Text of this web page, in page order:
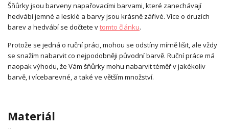
Šňůrky jsou barveny napařovacími barvami, které zanechávají
hedvábí jemné a lesklé a barvy jsou krásně zářivé. Více o druzích
barev a hedvábí se dočtete vtomto článku.
Protože se jedná o ruční práci, mohou se odstíny mírně lišit, ale vždy
se snažím nabarvit co nejpodobněji původní barvě. Ruční práce má
naopak výhodu, že Vám šňůrky mohu nabarvit téměř v jakékoliv
barvě, i vícebarevné, a také ve větším množství.
Materiál